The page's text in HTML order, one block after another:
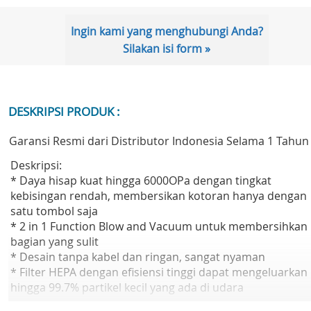
Ingin kami yang menghubungi Anda?
Silakan isi form »
DESKRIPSI PRODUK :
Garansi Resmi dari Distributor Indonesia Selama 1 Tahun
Deskripsi:
* Daya hisap kuat hingga 6000OPa dengan tingkat
kebisingan rendah, membersikan kotoran hanya dengan
satu tombol saja
* 2 in 1 Function Blow and Vacuum untuk membersihkan
bagian yang sulit
* Desain tanpa kabel dan ringan, sangat nyaman
* Filter HEPA dengan efisiensi tinggi dapat mengeluarkan
hingga 99.7% partikel kecil yang ada di udara